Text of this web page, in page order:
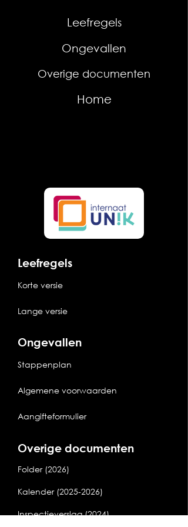
Leefregels
Ongevallen
Overige documenten
Home
Leefregels
Korte versie
Lange versie
Ongevallen
Stappenplan
Algemene voorwaarden
Aangifteformulier
Overige documenten
Folder (2026)
Kalender (2025-2026)
Inspectieverslag (2024)